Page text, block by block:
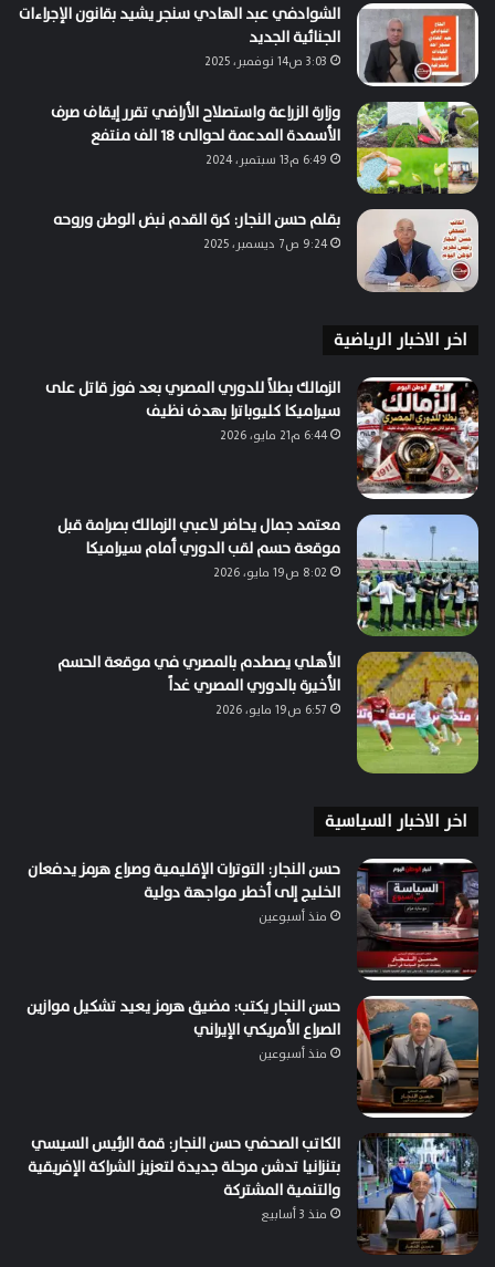
الشوادفي عبد الهادي سنجر يشيد بقانون الإجراءات
الجنائية الجديد
3:03 ص14 نوفمبر، 2025
وزارة الزراعة واستصلاح الأراضي تقرر إيقاف صرف
الأسمدة المدعمة لحوالى 18 الف منتفع
6:49 م13 سبتمبر، 2024
بقلم حسن النجار: كرة القدم نبض الوطن وروحه
9:24 ص7 ديسمبر، 2025
اخر الاخبار الرياضية
الزمالك بطلاً للدوري المصري بعد فوز قاتل على
سيراميكا كليوباترا بهدف نظيف
6:44 م21 مايو، 2026
معتمد جمال يحاضر لاعبي الزمالك بصرامة قبل
موقعة حسم لقب الدوري أمام سيراميكا
8:02 ص19 مايو، 2026
الأهلي يصطدم بالمصري في موقعة الحسم
الأخيرة بالدوري المصري غداً
6:57 ص19 مايو، 2026
اخر الاخبار السياسية
حسن النجار: التوترات الإقليمية وصراع هرمز يدفعان
الخليج إلى أخطر مواجهة دولية
منذ أسبوعين
حسن النجار يكتب: مضيق هرمز يعيد تشكيل موازين
الصراع الأمريكي الإيراني
منذ أسبوعين
الكاتب الصحفي حسن النجار: قمة الرئيس السيسي
بتنزانيا تدشن مرحلة جديدة لتعزيز الشراكة الإفريقية
والتنمية المشتركة
منذ 3 أسابيع